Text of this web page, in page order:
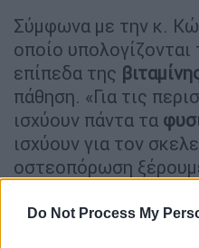
Do Not Process My
Σύμφωνα με την κ.
οποίο
επίπεδα της
πάθηση. «Για τις
ισχύουν πάντα τα
ισχύουν για τον
οστεοπόρωση
για τον διαβήτη, δεν